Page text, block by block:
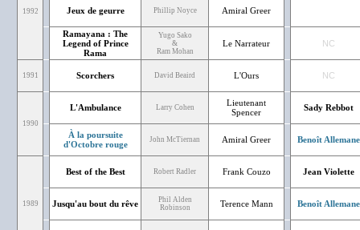
1992
Jeux de geurre
Phillip Noyce Amiral Greer
Ramayana : The
Legend of Prince
Rama
Yugo Sako
&
Ram Mohan
Le Narrateur NC
1991 Scorchers David Beaird L'Ours NC
1990
L'Ambulance Larry Cohen
Lieutenant
Spencer
Sady Rebbot
À la poursuite
d'Octobre rouge
John McTiernan Amiral Greer Benoît Allemane
1989
Best of the Best Robert Radler Frank Couzo Jean Violette
Jusqu'au bout du rêve
Phil Alden
Robinson
Terence Mann Benoît Allemane